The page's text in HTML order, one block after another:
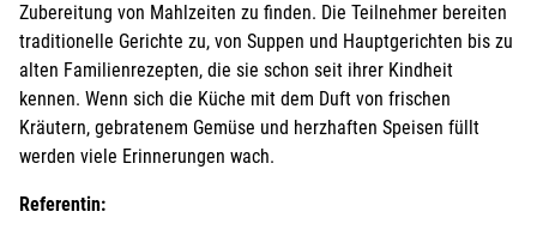
Zubereitung von Mahlzeiten zu finden. Die Teilnehmer bereiten
traditionelle Gerichte zu, von Suppen und Hauptgerichten bis zu
alten Familienrezepten, die sie schon seit ihrer Kindheit
kennen. Wenn sich die Küche mit dem Duft von frischen
Kräutern, gebratenem Gemüse und herzhaften Speisen füllt
werden viele Erinnerungen wach.
Referentin: